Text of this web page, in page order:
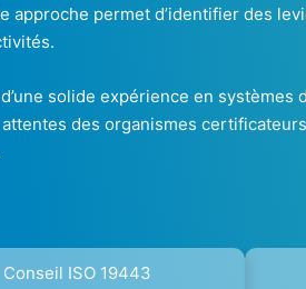
approche permet d’identifier des
solide expérience en systèmes
des organismes
Conseil ISO 19443